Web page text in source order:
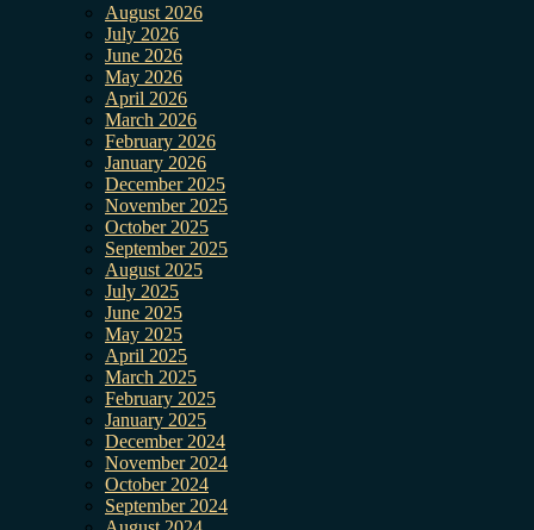
August 2026
July 2026
June 2026
May 2026
April 2026
March 2026
February 2026
January 2026
December 2025
November 2025
October 2025
September 2025
August 2025
July 2025
June 2025
May 2025
April 2025
March 2025
February 2025
January 2025
December 2024
November 2024
October 2024
September 2024